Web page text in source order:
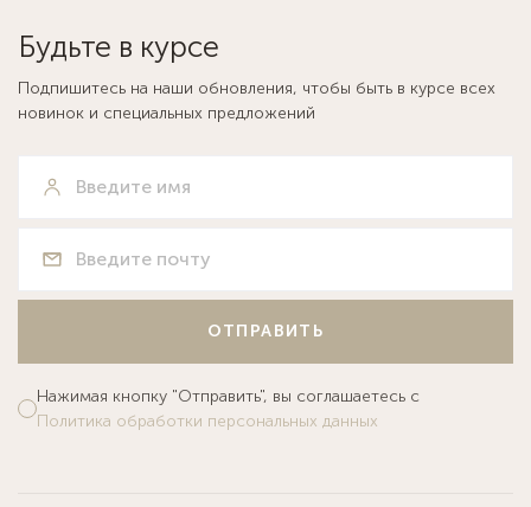
Будьте в курсе
Подпишитесь на наши обновления, чтобы быть в курсе всех
новинок и специальных предложений
ОТПРАВИТЬ
Нажимая кнопку "Отправить", вы соглашаетесь с
Политика обработки персональных данных